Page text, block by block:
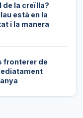
de la creïlla?
està en la
i la manera
fronterer de